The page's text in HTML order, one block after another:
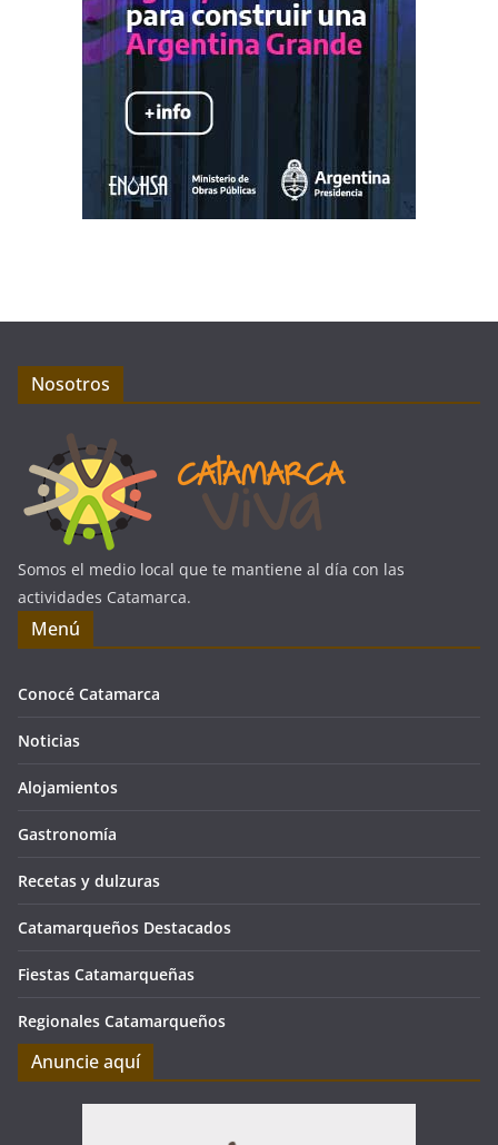
Nosotros
Somos el medio local que te mantiene al día con las
actividades Catamarca.
Menú
Conocé Catamarca
Noticias
Alojamientos
Gastronomía
Recetas y dulzuras
Catamarqueños Destacados
Fiestas Catamarqueñas
Regionales Catamarqueños
Anuncie aquí